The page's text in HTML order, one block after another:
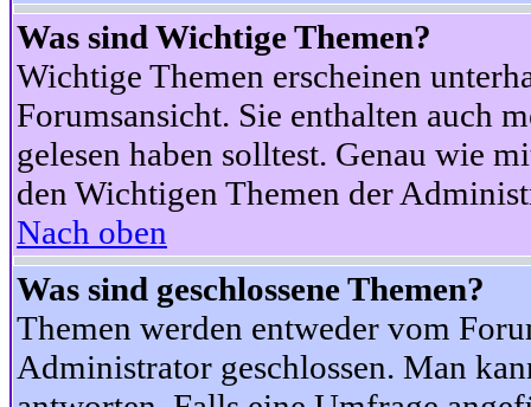
Was sind Wichtige Themen?
Wichtige Themen erscheinen
Forumsansicht. Sie enthalten auch
gelesen haben solltest. Genau wie
den Wichtigen Themen der
Nach oben
Was sind geschlossene Themen?
Themen werden entweder vom
Administrator geschlossen. Man